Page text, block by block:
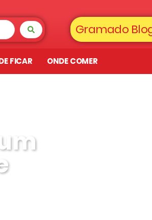
Gramado
FICAR ONDE COMER